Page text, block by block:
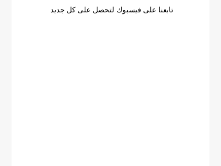
تابعنا على فيسبوك لتحصل على كل جديد